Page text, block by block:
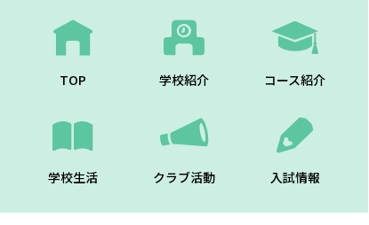
TOP 学校紹介 コース紹介
学校生活 クラブ活動 入試情報